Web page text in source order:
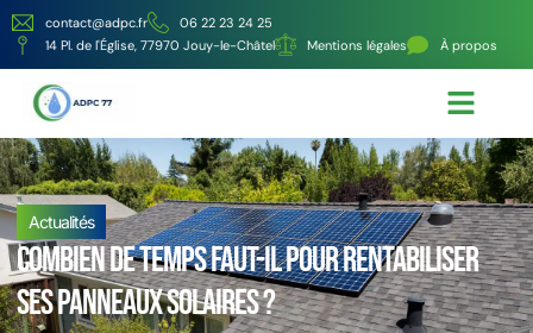
contact@adpc.fr
06 22 23 24 25
14 Pl. de l'Église, 77970 Jouy-le-Châtel
Mentions légales À propos
Actualités
Combien de temps faut-il pour rentabiliser
ses panneaux solaires ?